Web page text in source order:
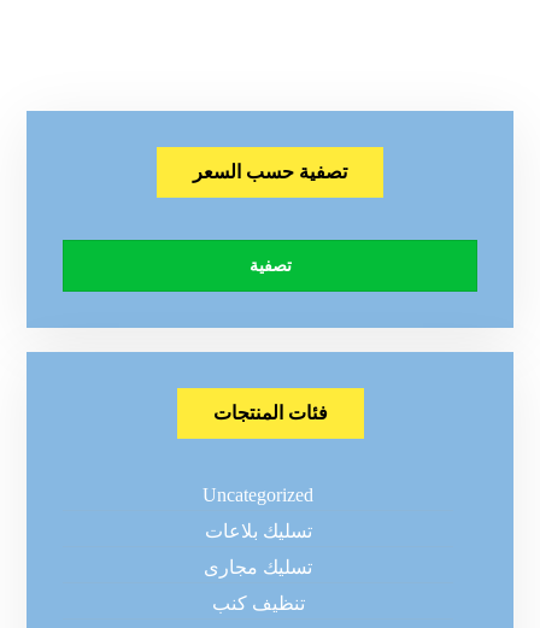
تصفية حسب السعر
تصفية
فئات المنتجات
Uncategorized
تسليك بلاعات
تسليك مجارى
تنظيف كنب